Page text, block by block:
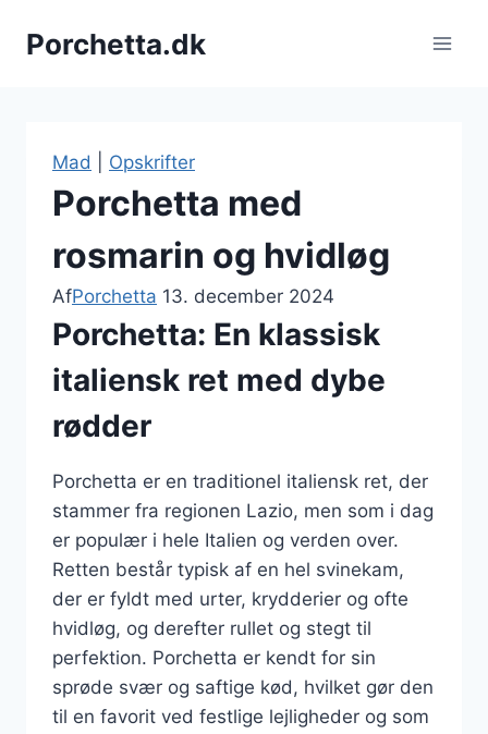
Porchetta.dk
Mad Opskrifter
Porchetta med
rosmarin og hvidløg
AfPorchetta 13. december 2024
Porchetta: En klassisk
italiensk ret med dybe
rødder
Porchetta er en traditionel italiensk ret, der
stammer fra regionen Lazio, men som i dag
er populær i hele Italien og verden over.
Retten består typisk af en hel svinekam,
der er fyldt med urter, krydderier og ofte
hvidløg, og derefter rullet og stegt til
perfektion. Porchetta er kendt for sin
sprøde svær og saftige kød, hvilket gør den
til en favorit ved festlige lejligheder og som